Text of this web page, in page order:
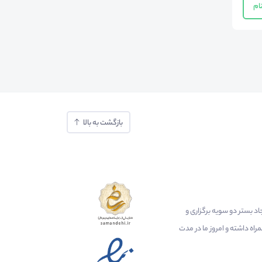
بازگشت به بالا
بستر دو سویه برگزاری و
داشته و امروز ما در مدت